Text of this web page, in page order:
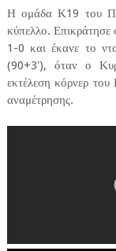
Η ομάδα Κ19 του
κύπελλο. Επικράτησε
1-0 και έκανε το
(90+3'), όταν ο
εκτέλεση κόρνερ του
αναμέτρησης.